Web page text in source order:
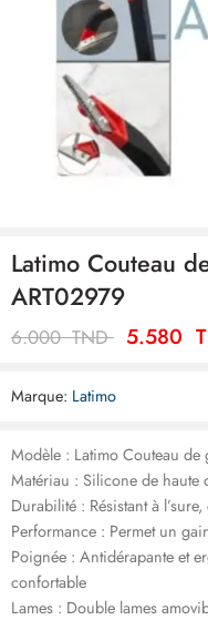
Latimo Couteau
ART02979
6.000TND 5.580
Marque: Latimo
Modèle : Latimo Couteau de
Matériau : Silicone de haute
Durabilité : Résistant à
Performance : Permet un
Poignée : Antidérapante et
confortable
Lames : Double lames